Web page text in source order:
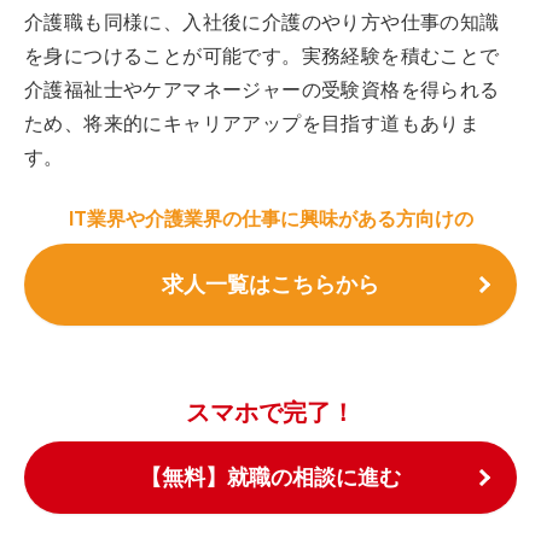
介護職も同様に、入社後に介護のやり方や仕事の知識
を身につけることが可能です。実務経験を積むことで
介護福祉士やケアマネージャーの受験資格を得られる
ため、将来的にキャリアアップを目指す道もありま
す。
IT業界や介護業界の仕事に興味がある方向けの
求人一覧はこちらから
スマホで完了！
【無料】就職の相談に進む